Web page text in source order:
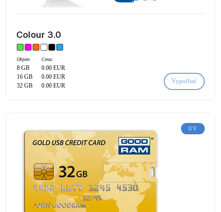
Colour 3.0
Objem Cena:
8 GB
0.00 EUR
16 GB
0.00 EUR
32 GB
0.00 EUR
Vypočítať
UV